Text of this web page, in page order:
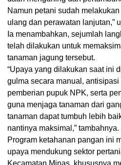
Namun petani sudah
ulang dan perawatan lanjutan,”
Ia menambahkan, sejumlah
telah dilakukan untuk
tanaman jagung tersebut.
“Upaya yang dilakukan saat ini
gulma secara manual,
pemberian pupuk NPK, serta
guna menjaga tanaman dari
tanaman dapat tumbuh lebih
nantinya maksimal,” tambahnya.
Program ketahanan pangan ini
upaya mendukung sektor
Kecamatan Minas, khususnya